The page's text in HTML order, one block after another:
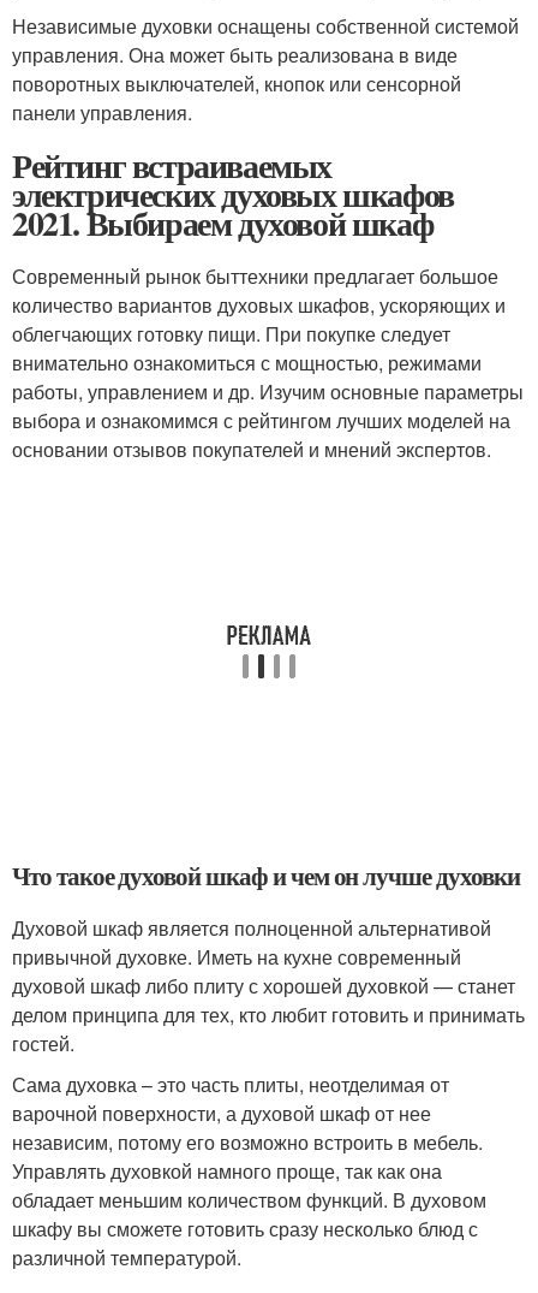
Независимые духовки оснащены собственной системой
управления. Она может быть реализована в виде
поворотных выключателей, кнопок или сенсорной
панели управления.
Рейтинг встраиваемых
электрических духовых шкафов
2021. Выбираем духовой шкаф
Современный рынок быттехники предлагает большое
количество вариантов духовых шкафов, ускоряющих и
облегчающих готовку пищи. При покупке следует
внимательно ознакомиться с мощностью, режимами
работы, управлением и др. Изучим основные параметры
выбора и ознакомимся с рейтингом лучших моделей на
основании отзывов покупателей и мнений экспертов.
Что такое духовой шкаф и чем он лучше духовки
Духовой шкаф является полноценной альтернативой
привычной духовке. Иметь на кухне современный
духовой шкаф либо плиту с хорошей духовкой — станет
делом принципа для тех, кто любит готовить и принимать
гостей.
Сама духовка – это часть плиты, неотделимая от
варочной поверхности, а духовой шкаф от нее
независим, потому его возможно встроить в мебель.
Управлять духовкой намного проще, так как она
обладает меньшим количеством функций. В духовом
шкафу вы сможете готовить сразу несколько блюд с
различной температурой.